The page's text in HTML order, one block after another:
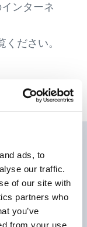
ads, to
our traffic.
of our site with
partners who
you’ve
from your use
ンターネ
ださい。